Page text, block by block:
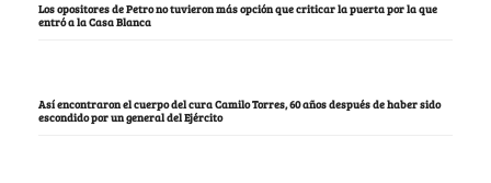
Los opositores de Petro no tuvieron más opción que criticar la puerta por la que
entró a la Casa Blanca
Así encontraron el cuerpo del cura Camilo Torres, 60 años después de haber sido
escondido por un general del Ejército